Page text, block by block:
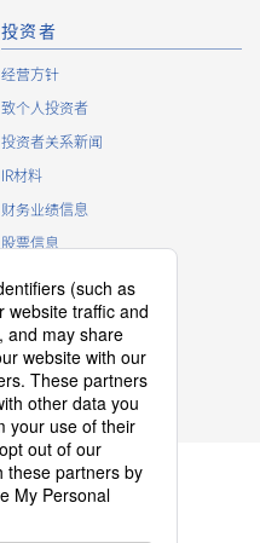
投资者
经营方针
致个人投资者
投资者关系新闻
IR材料
财务业绩信息
股票信息
IR日历
IR常见问题
IR策略
免责声明